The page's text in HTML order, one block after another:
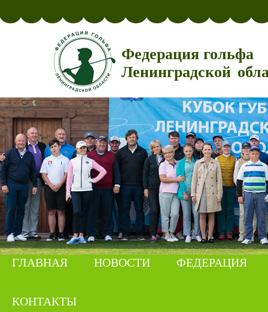
Федерация гольфа
Ленинградской
ГЛАВНАЯ НОВОСТИ ФЕДЕРАЦИЯ
КОНТАКТЫ